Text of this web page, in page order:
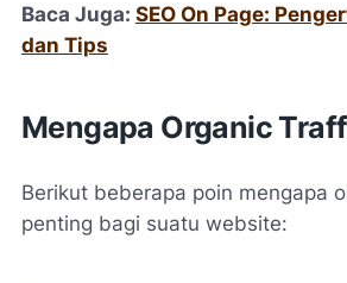
Baca Juga: SEO On Page:
dan Tips
Mengapa Organic
Berikut beberapa poin mengapa
penting bagi suatu website: